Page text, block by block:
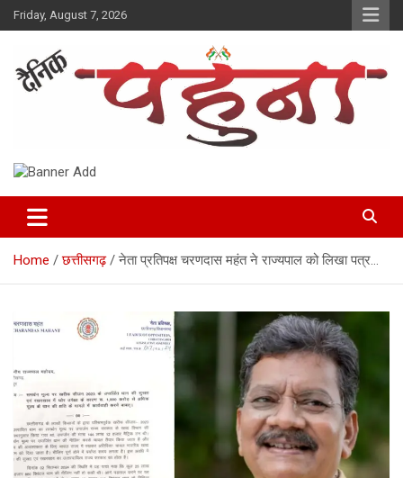
Skip
to
Friday, August 7, 2026
Dainik Pahuna
Home छत्तीसगढ़ नेता प्रतिपक्ष चरणदास महंत ने राज्यपाल को लिखा पत्र…